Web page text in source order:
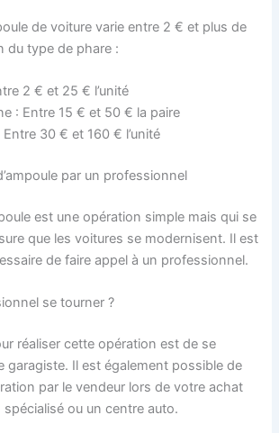
de voiture varie entre 2 € et plus de
du type de phare :
2 € et 25 € l’unité
: Entre 15 € et 50 € la paire
30 € et 160 € l’unité
par un professionnel
est une opération simple mais qui se
que les voitures se modernisent. Il est
de faire appel à un professionnel.
se tourner ?
réaliser cette opération est de se
garagiste. Il est également possible de
par le vendeur lors de votre achat
ou un centre auto.